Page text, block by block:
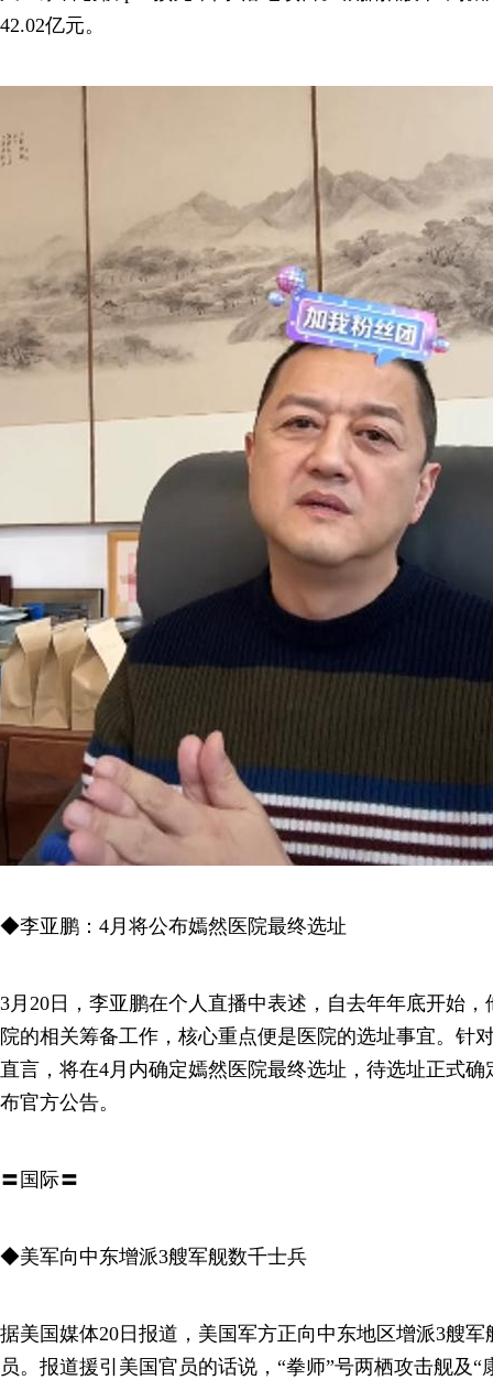
42.02亿元。
◆李亚鹏：4月将公布嫣然医院最终选址
3月20日，李亚鹏在个人直播中表述，自去年年底开始
院的相关筹备工作，核心重点便是医院的选址事宜。针
直言，将在4月内确定嫣然医院最终选址，待选址正式
布官方公告。
〓国际〓
◆美军向中东增派3艘军舰数千士兵
据美国媒体20日报道，美国军方正向中东地区增派3艘军
员。报道援引美国官员的话说，“拳师”号两栖攻击舰及“